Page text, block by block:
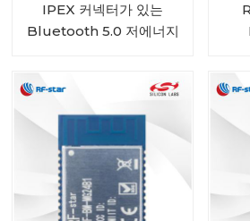
IPEX 커넥터가 있는
Bluetooth 5.0 저에너지